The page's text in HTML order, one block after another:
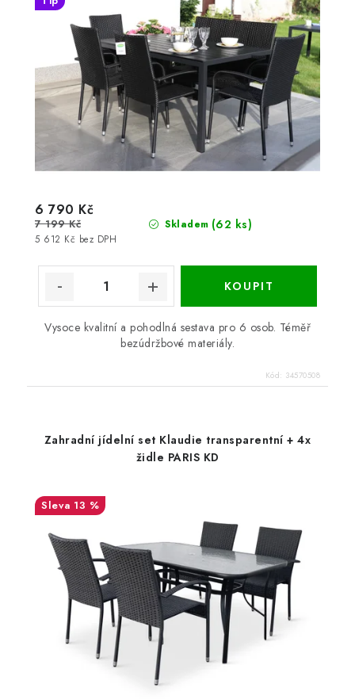
Skladem (62 ks)
5 612 Kč bez DPH
6 790 Kč
7 199 Kč
Vysoce kvalitní a pohodlná sestava pro 6 osob. Téměř
bezúdržbové materiály.
Kód: 34570508
Zahradní jídelní set Klaudie transparentní + 4x
židle PARIS KD
13 %